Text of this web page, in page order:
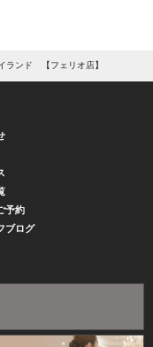
ランド 【フェリオ店】
予約
ブログ